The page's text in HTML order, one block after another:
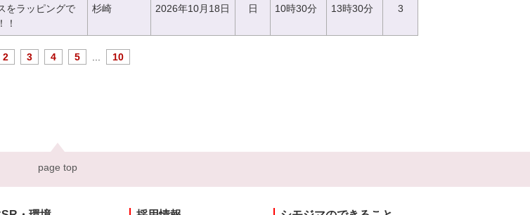
をラッピングで
！
杉崎 2026年10月18日 日 10時30分 13時30分 3
2 3 4 5 10
page top